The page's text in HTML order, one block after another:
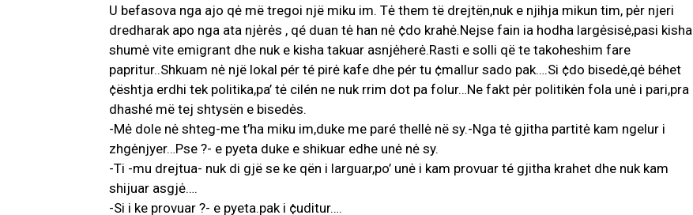
U befasova nga ajo qė më tregoi një miku im. Tė them të drejtën,nuk e njihja mikun tim, pėr njeri
dredharak apo nga ata njėrės , qé duan tė han nė ¢do krahė.Nejse fain ia hodha largėsisė,pasi kisha
shumė vite emigrant dhe nuk e kisha takuar asnjėherė.Rasti e solli që te takoheshim fare
papritur..Shkuam nė një lokal pér té pirė kafe dhe pér tu ¢mallur sado pak….Si ¢do bisedė,qė béhet
¢ështja erdhi tek politika,pa’ tė cilén ne nuk rrim dot pa folur…Ne fakt pėr politikėn fola unė i pari,pra
dhashé më tej shtysën e bisedės.
-Mė dole nė shteg-me t’ha miku im,duke me paré thellė në sy.-Nga tė gjitha partitė kam ngelur i
zhgėnjyer…Pse ?- e pyeta duke e shikuar edhe unė nė sy.
-Ti -mu drejtua- nuk di gjë se ke qën i larguar,po’ unė i kam provuar té gjitha krahet dhe nuk kam
shijuar asgjė….
-Si i ke provuar ?- e pyeta.pak i ¢uditur….